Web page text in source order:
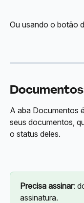
Ou usando o botão
A aba Documentos
seus documentos,
o status deles.
Precisa assinar:
assinatura.